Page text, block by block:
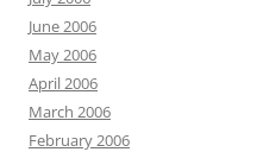
June 2006
May 2006
April 2006
March 2006
February 2006